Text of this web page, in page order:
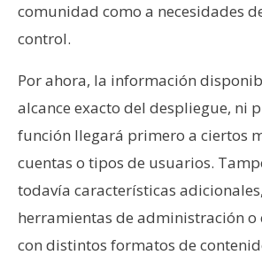
c
t
y
P
u
l
i
c
i
comunidad como a necesidades
control.
Por ahora, la información
alcance exacto del despliegue, ni
función llegará primero a ciertos
cuentas o tipos de usuarios.
todavía características
herramientas de administración
con distintos formatos de